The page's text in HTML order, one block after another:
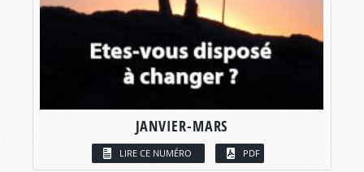
JANVIER-MARS
LIRE CE NUMÉRO PDF